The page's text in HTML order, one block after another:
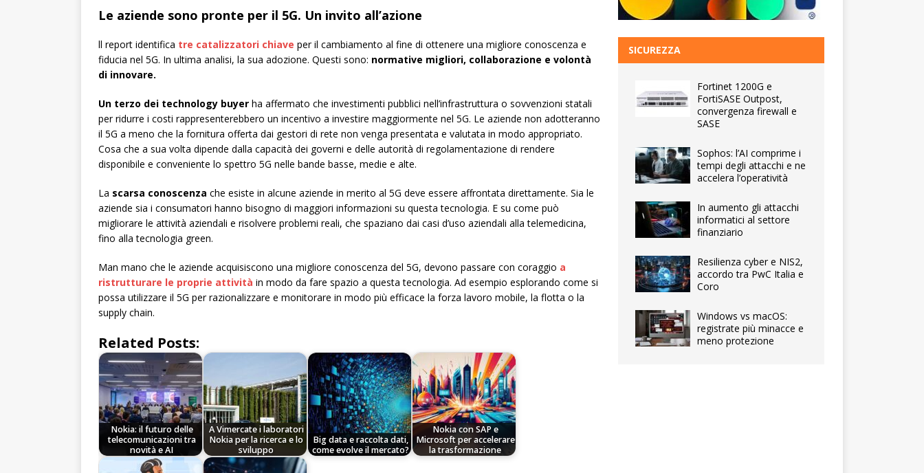
Le aziende sono pronte per il 5G. Un invito all’azione
ll report identifica tre catalizzatori chiave per il cambiamento al fine di ottenere una migliore conoscenza e
fiducia nel 5G. In ultima analisi, la sua adozione. Questi sono: normative migliori, collaborazione e volontà
di innovare.
Un terzo dei technology buyer ha affermato che investimenti pubblici nell’infrastruttura o sovvenzioni statali
per ridurre i costi rappresenterebbero un incentivo a investire maggiormente nel 5G. Le aziende non adotteranno
il 5G a meno che la fornitura offerta dai gestori di rete non venga presentata e valutata in modo appropriato.
Cosa che a sua volta dipende dalla capacità dei governi e delle autorità di regolamentazione di rendere
disponibile e conveniente lo spettro 5G nelle bande basse, medie e alte.
La scarsa conoscenza che esiste in alcune aziende in merito al 5G deve essere affrontata direttamente. Sia le
aziende sia i consumatori hanno bisogno di maggiori informazioni su questa tecnologia. E su come può
migliorare le attività aziendali e risolvere problemi reali, che spaziano dai casi d’uso aziendali alla telemedicina,
fino alla tecnologia green.
Man mano che le aziende acquisiscono una migliore conoscenza del 5G, devono passare con coraggio a
ristrutturare le proprie attività in modo da fare spazio a questa tecnologia. Ad esempio esplorando come si
possa utilizzare il 5G per razionalizzare e monitorare in modo più efficace la forza lavoro mobile, la flotta o la
supply chain.
Related Posts:
Nokia: il futuro delle
telecomunicazioni tra
novità e AI
A Vimercate i laboratori
Nokia per la ricerca e lo
sviluppo
Big data e raccolta dati,
come evolve il mercato?
Nokia con SAP e
Microsoft per accelerare
la trasformazione
SICUREZZA
Fortinet 1200G e
FortiSASE Outpost,
convergenza firewall e
SASE
Sophos: l’AI comprime i
tempi degli attacchi e ne
accelera l’operatività
In aumento gli attacchi
informatici al settore
finanziario
Resilienza cyber e NIS2,
accordo tra PwC Italia e
Coro
Windows vs macOS:
registrate più minacce e
meno protezione